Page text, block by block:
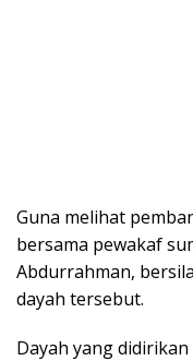
Guna melihat
bersama pewakaf
Abdurrahman,
dayah tersebut.
Dayah yang